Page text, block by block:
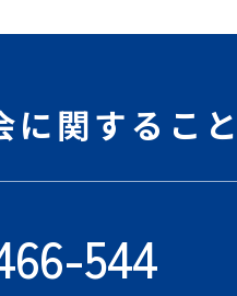
に関すること
544